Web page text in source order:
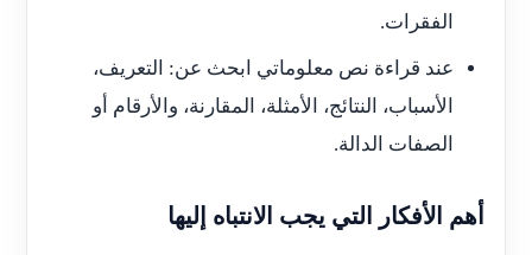
الفقرات.
عند قراءة نص معلوماتي ابحث عن: التعريف،
الأسباب، النتائج، الأمثلة، المقارنة، والأرقام أو
الصفات الدالة.
أهم الأفكار التي يجب الانتباه إليها